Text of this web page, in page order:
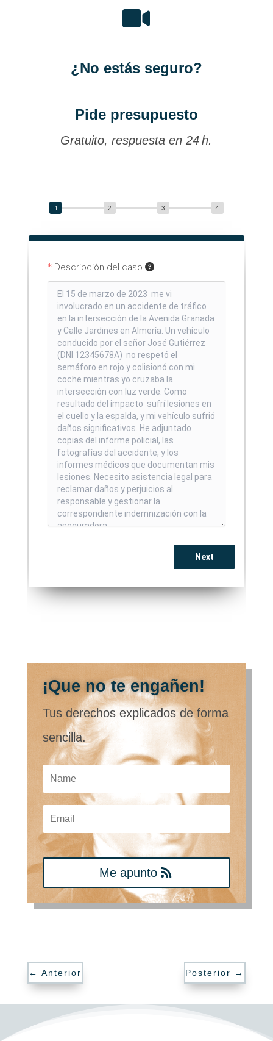

¿No estás seguro?
Pide presupuesto
Gratuito, respuesta en 24 h.
¡Que no te engañen!
Tus derechos explicados de forma
sencilla.
Me apunto
← Anterior Posterior →